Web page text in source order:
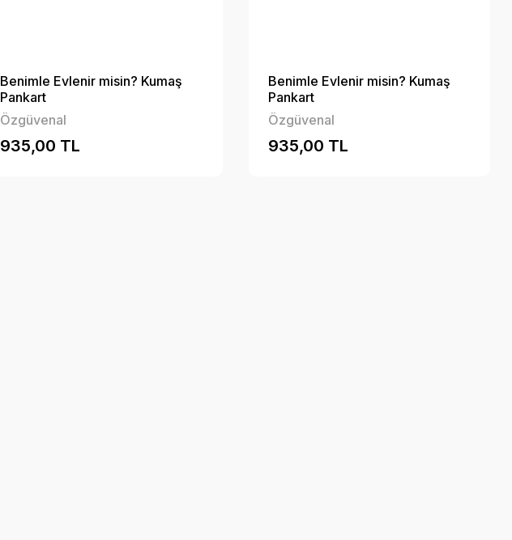
Benimle Evlenir misin? Kumaş
Pankart
Özgüvenal
935,00 TL
Benimle Evlenir misin? Kumaş
Pankart
Özgüvenal
935,00 TL